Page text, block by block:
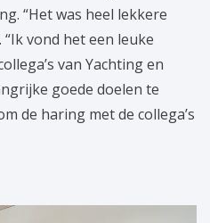
“Het was heel lekkere
vond het een leuke
van Yachting en
goede doelen te
de haring met de collega’s